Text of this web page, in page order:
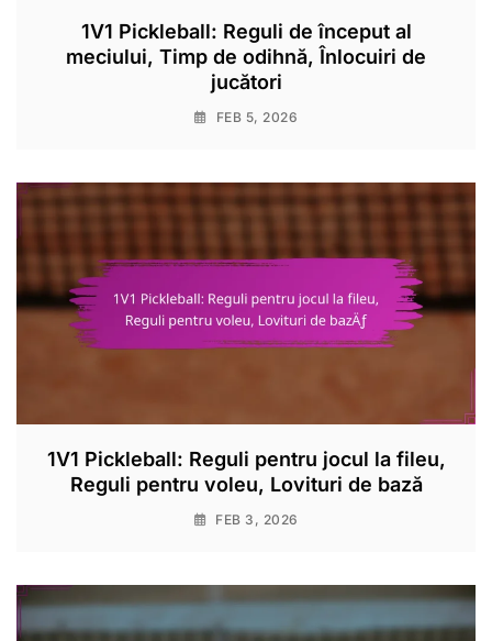
1V1 Pickleball: Reguli de început al
meciului, Timp de odihnă, Înlocuiri de
jucători
FEB 5, 2026
1V1 Pickleball: Reguli pentru jocul la fileu,
Reguli pentru voleu, Lovituri de bază
FEB 3, 2026